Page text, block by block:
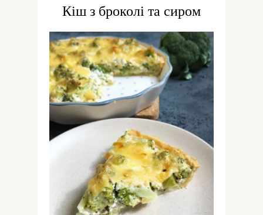
Кіш з броколі та сиром